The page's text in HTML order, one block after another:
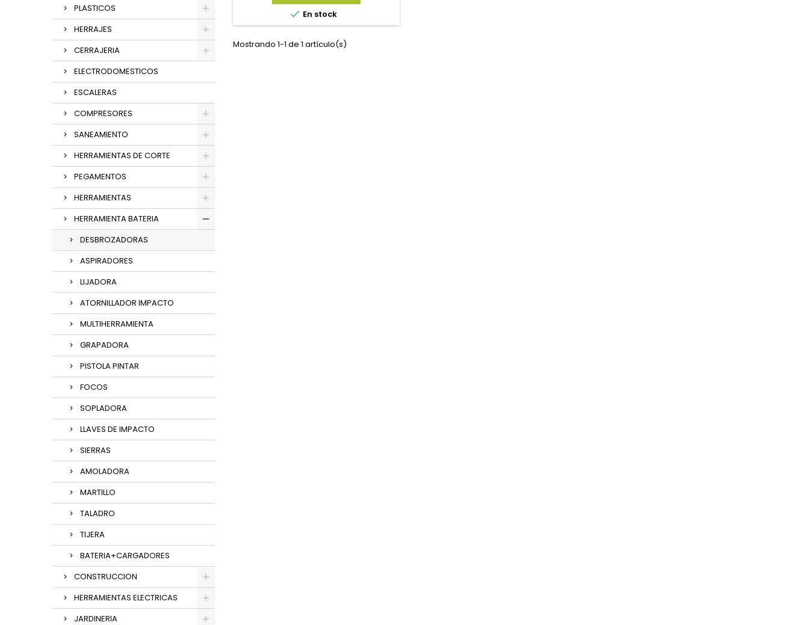
PLASTICOS
HERRAJES
CERRAJERIA
ELECTRODOMESTICOS
ESCALERAS
COMPRESORES
SANEAMIENTO
HERRAMIENTAS DE CORTE
PEGAMENTOS
HERRAMIENTAS
HERRAMIENTA BATERIA
DESBROZADORAS
ASPIRADORES
LIJADORA
ATORNILLADOR IMPACTO
MULTIHERRAMIENTA
GRAPADORA
PISTOLA PINTAR
FOCOS
SOPLADORA
LLAVES DE IMPACTO
SIERRAS
AMOLADORA
MARTILLO
TALADRO
TIJERA
BATERIA+CARGADORES
CONSTRUCCION
HERRAMIENTAS ELECTRICAS
JARDINERIA
 En stock
Mostrando 1-1 de 1 artículo(s)